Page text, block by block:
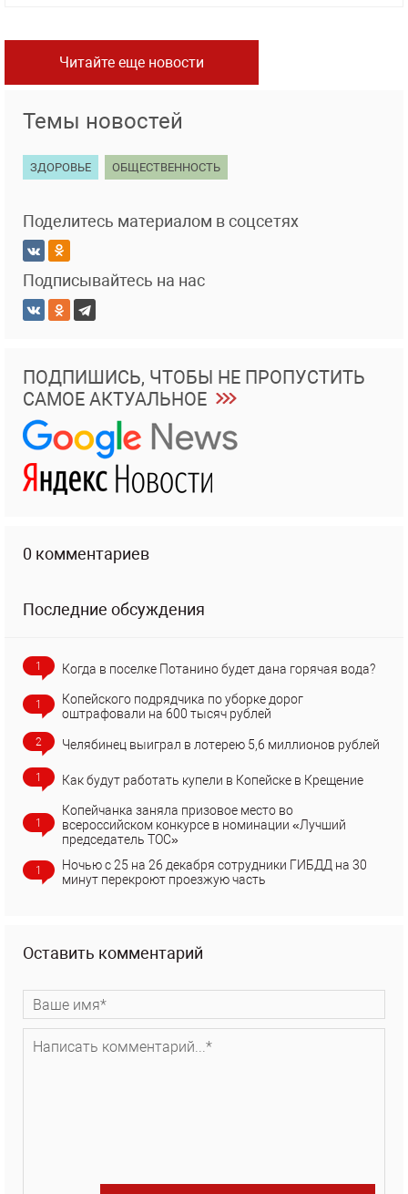
Читайте еще новости
Темы новостей
ЗДОРОВЬЕ ОБЩЕСТВЕННОСТЬ
Поделитесь материалом в соцсетях
Подписывайтесь на нас
ПОДПИШИСЬ, ЧТОБЫ НЕ ПРОПУСТИТЬ
САМОЕ АКТУАЛЬНОЕ
0 комментариев
Последние обсуждения
1 Когда в поселке Потанино будет дана горячая вода?
1
Копейского подрядчика по уборке дорог
оштрафовали на 600 тысяч рублей
2 Челябинец выиграл в лотерею 5,6 миллионов рублей
1 Как будут работать купели в Копейске в Крещение
1
Копейчанка заняла призовое место во
всероссийском конкурсе в номинации «Лучший
председатель ТОС»
1
Ночью с 25 на 26 декабря сотрудники ГИБДД на 30
минут перекроют проезжую часть
Оставить комментарий